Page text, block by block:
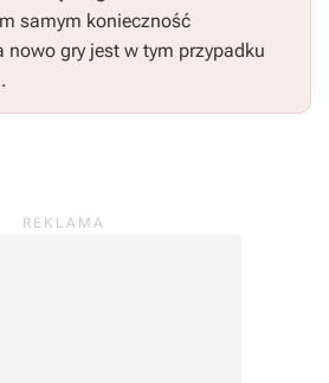
samym konieczność
gry jest w tym przypadku